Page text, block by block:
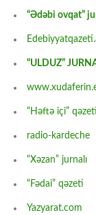
“Ədəbi ovqat”
“ULDUZ”
“Həftə içi” qəzeti
radio-kardeche
“Xəzan” jurnalı
“Fədai” qəzeti
Yazyarat.com